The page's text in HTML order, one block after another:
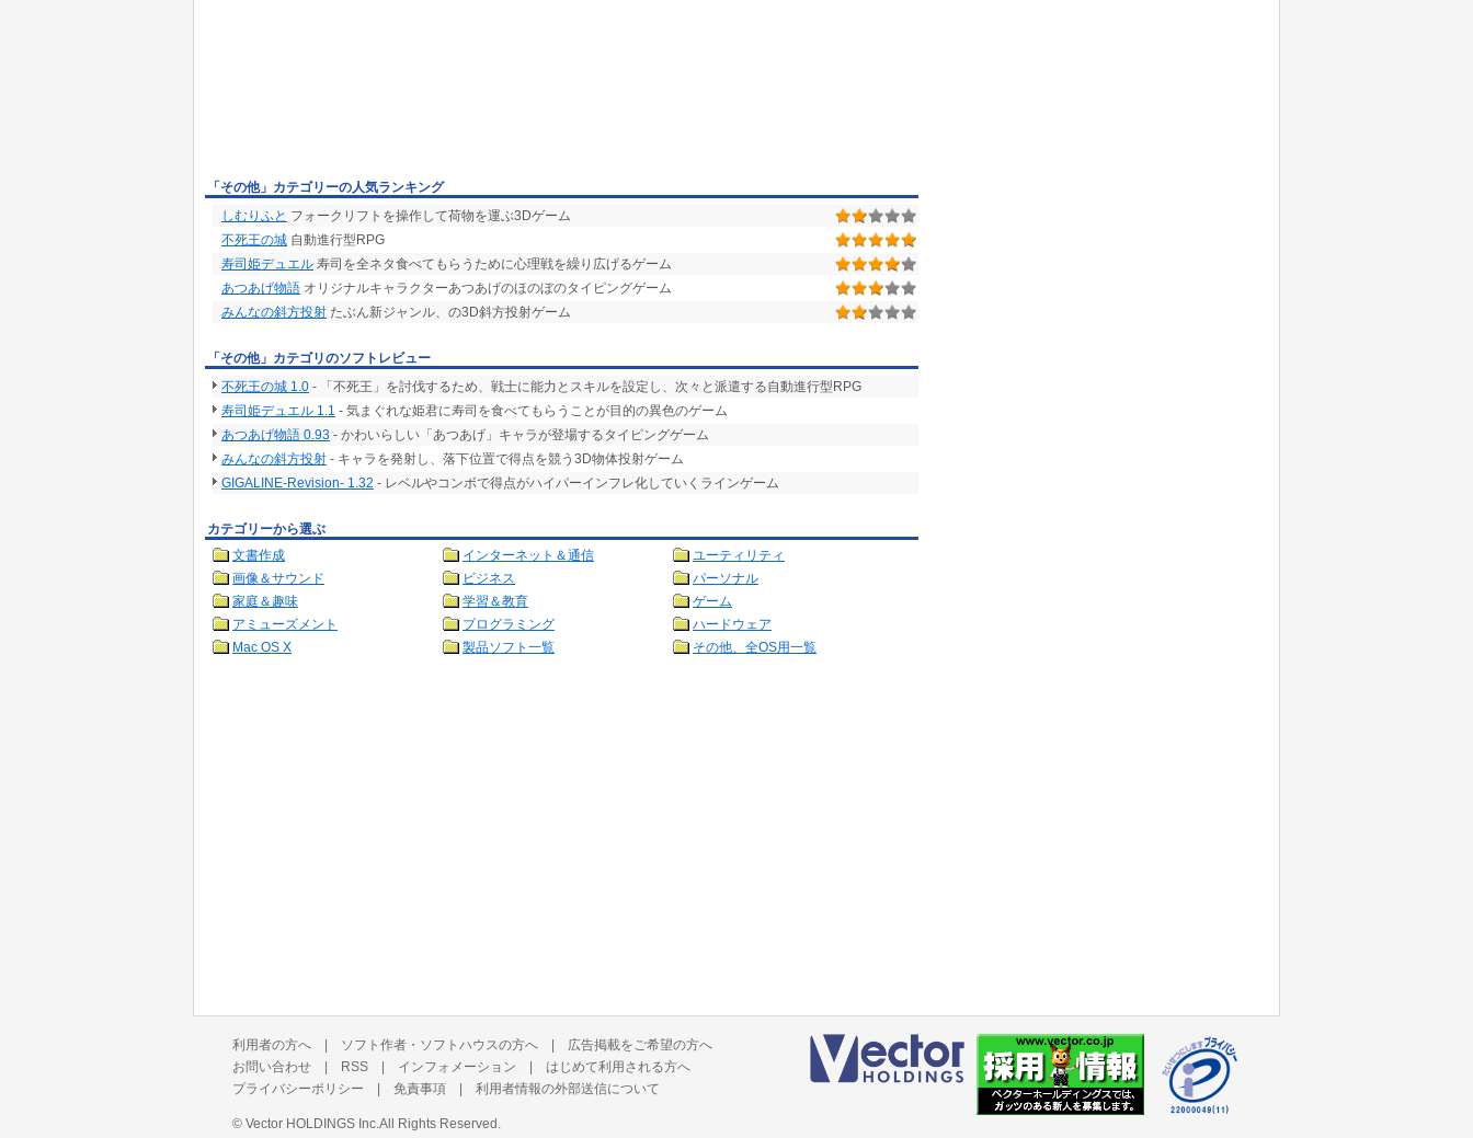
「その他」カテゴリーの人気ランキング
しむりふと フォークリフトを操作して荷物を運ぶ3Dゲーム
不死王の城 自動進行型RPG
寿司姫デュエル 寿司を全ネタ食べてもらうために心理戦を繰り広げるゲーム
あつあげ物語 オリジナルキャラクターあつあげのほのぼのタイピングゲーム
みんなの斜方投射 たぶん新ジャンル、の3D斜方投射ゲーム
「その他」カテゴリのソフトレビュー
不死王の城 1.0 - 「不死王」を討伐するため、戦士に能力とスキルを設定し、次々と派遣する自動進行型RPG
寿司姫デュエル 1.1 - 気まぐれな姫君に寿司を食べてもらうことが目的の異色のゲーム
あつあげ物語 0.93 - かわいらしい「あつあげ」キャラが登場するタイピングゲーム
みんなの斜方投射 - キャラを発射し、落下位置で得点を競う3D物体投射ゲーム
GIGALINE-Revision- 1.32 - レベルやコンボで得点がハイパーインフレ化していくラインゲーム
カテゴリーから選ぶ
文書作成
インターネット＆通信
ユーティリティ
画像＆サウンド
ビジネス
パーソナル
家庭＆趣味
学習＆教育
ゲーム
アミューズメント
プログラミング
ハードウェア
Mac OS X
製品ソフト一覧 その他、全OS用一覧
利用者の方へ | ソフト作者・ソフトハウスの方へ | 広告掲載をご希望の方へ
お問い合わせ | RSS | インフォメーション | はじめて利用される方へ
プライバシーポリシー | 免責事項 | 利用者情報の外部送信について
© Vector HOLDINGS Inc. All Rights Reserved.